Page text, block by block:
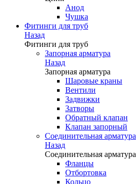
Анод
Чушка
Фитинги для труб
Назад
Фитинги для труб
Запорная арматура
Назад
Запорная арматура
Шаровые краны
Вентили
Задвижки
Затворы
Обратный клапан
Клапан запорный
Соединительная арматура
Назад
Соединительная арматура
Фланцы
Отбортовка
Кольцо